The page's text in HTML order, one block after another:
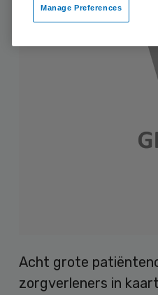
Acht grote
zorgverleners in
Manage Preferences